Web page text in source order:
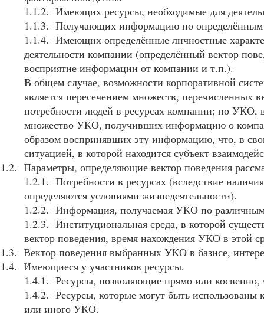
1.1.2. Имеющих ресурсы, необходимые для
1.1.3. Получающих информацию по определённым
1.1.4. Имеющих определённые личностные
деятельности компании (определённый вектор
восприятие информации от компании и т.п.).
В общем случае, возможности корпоративной
является пересечением множеств,
потребности людей в ресурсах компании; но УКО,
множество УКО, получивших информацию о
образом воспринявших эту информацию, что, в
ситуацией, в которой находится субъект
1.2. Параметры, определяющие вектор поведения
1.2.1. Потребности в ресурсах (вследствие
определяются условиями жизнедеятельности).
1.2.2. Информация, получаемая УКО по
1.2.3. Институциональная среда, в которой
вектор поведения, время нахождения УКО в этой
1.3. Вектор поведения выбранных УКО в базисе,
1.4. Имеющиеся у участников ресурсы.
1.4.1. Ресурсы, позволяющие прямо или косвенно,
1.4.2. Ресурсы, которые могут быть использованы
или иного УКО.